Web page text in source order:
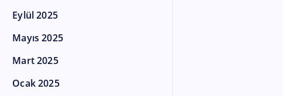
Eylül 2025
Mayıs 2025
Mart 2025
Ocak 2025